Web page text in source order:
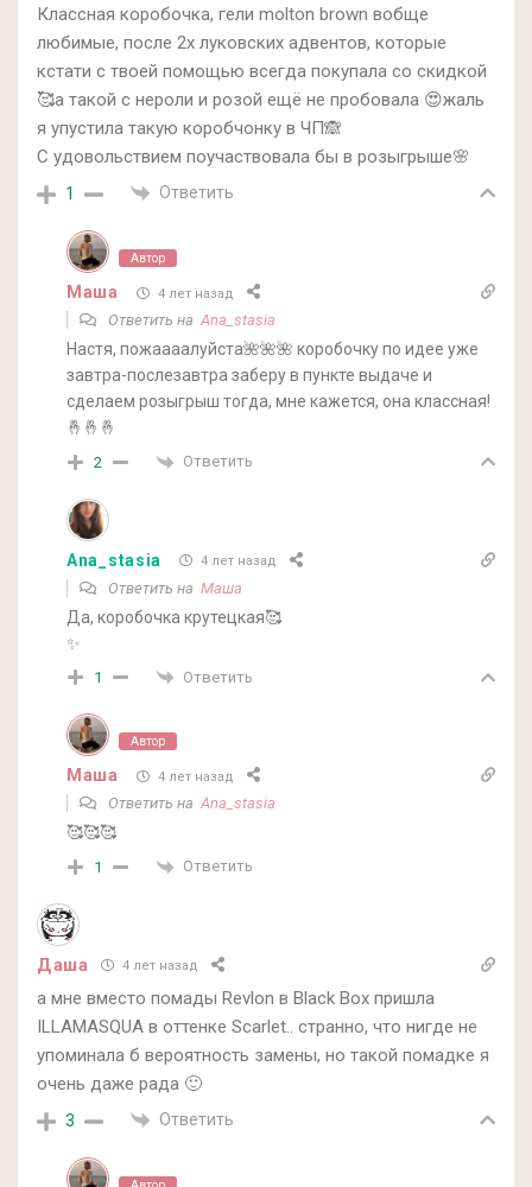
Классная коробочка, гели molton brown вобще
любимые, после 2х луковских адвентов, которые
кстати с твоей помощью всегда покупала со скидкой
🥰а такой с нероли и розой ещё не пробовала 😍жаль
я упустила такую коробчонку в ЧП🙈
С удовольствием поучаствовала бы в розыгрыше🌸
1 Ответить
Автор
Маша 4 лет назад
Ответить наAna_stasia
Настя, пожаааалуйста🌺🌺🌺 коробочку по идее уже
завтра-послезавтра заберу в пункте выдаче и
сделаем розыгрыш тогда, мне кажется, она классная!
🤞🤞🤞
2 Ответить
Ana_stasia 4 лет назад
Ответить на Маша
Да, коробочка крутецкая🥰
✨
1 Ответить
Автор
Маша 4 лет назад
Ответить наAna_stasia
🥰🥰🥰
1 Ответить
Даша 4 лет назад
а мне вместо помады Revlon в Black Box пришла
ILLAMASQUA в оттенке Scarlet.. странно, что нигде не
упоминала б вероятность замены, но такой помадке я
очень даже рада 🙂
3 Ответить